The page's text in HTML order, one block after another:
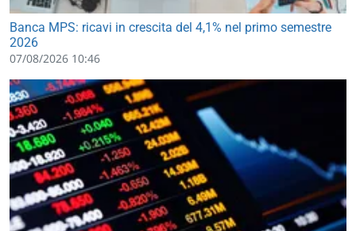
Banca MPS: ricavi in crescita del 4,1% nel primo semestre
2026
07/08/2026 10:46